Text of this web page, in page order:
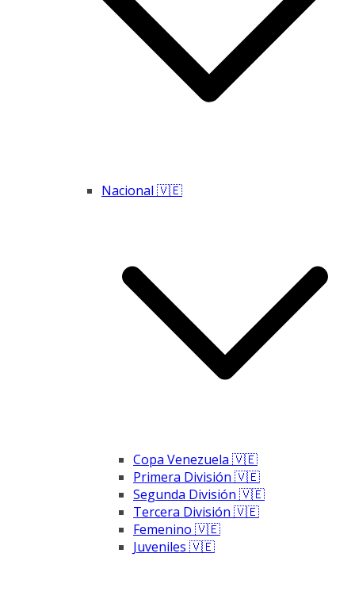
Nacional 🇻🇪
Copa Venezuela 🇻🇪
Primera División 🇻🇪
Segunda División 🇻🇪
Tercera División 🇻🇪
Femenino 🇻🇪
Juveniles 🇻🇪